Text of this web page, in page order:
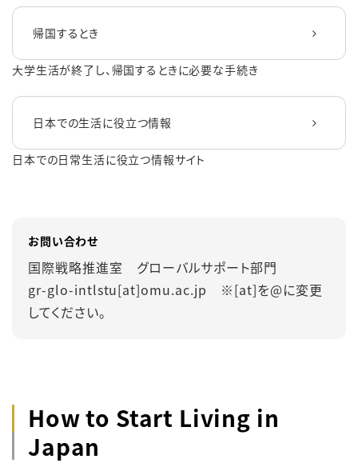
帰国するとき
大学生活が終了し、帰国するときに必要な手続き
日本での生活に役立つ情報
日本での日常生活に役立つ情報サイト
お問い合わせ
国際戦略推進室 グローバルサポート部門
gr-glo-intlstu[at]omu.ac.jp ※[at]を@に変更
してください。
How to Start Living in
Japan